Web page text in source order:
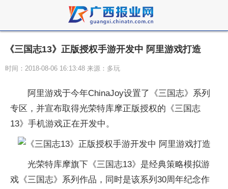
《三国志13》正版授权手游开发中 阿里游戏打造
时间：2018-08-06 16:13:48 来源：多玩
阿里游戏于今年ChinaJoy设置了《三国志》系列
专区，并宣布取得光荣特库摩正版授权的《三国志
13》手机游戏正在开发中。
光荣特库摩旗下《三国志13》是经典策略模拟游
戏《三国志》系列作品，同时是该系列30周年纪念作